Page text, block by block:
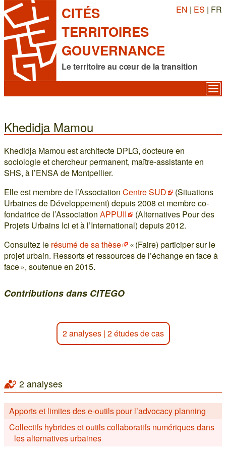
CITÉS
TERRITOIRES
GOUVERNANCE
Le territoire au cœur de la transition
EN | ES | FR
Khedidja Mamou
Khedidja Mamou est architecte DPLG, docteure en
sociologie et chercheur permanent, maître-assistante en
SHS, à l’ENSA de Montpellier.
Elle est membre de l’Association Centre SUD
(Situations
Urbaines de Développement) depuis 2008 et membre co-
fondatrice de l’Association APPUII
(Alternatives Pour des
Projets Urbains Ici et à l’International) depuis 2012.
Consultez le résumé de sa thèse
« (Faire) participer sur le
projet urbain. Ressorts et ressources de l’échange en face à
face », soutenue en 2015.
Contributions dans CITEGO
2 analyses| 2 études de cas
2 analyses
Apports et limites des e-outils pour l’advocacy planning
Collectifs hybrides et outils collaboratifs numériques dans
les alternatives urbaines